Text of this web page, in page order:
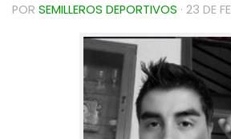
POR SEMILLEROS DEPORTIVOS · 23 DE